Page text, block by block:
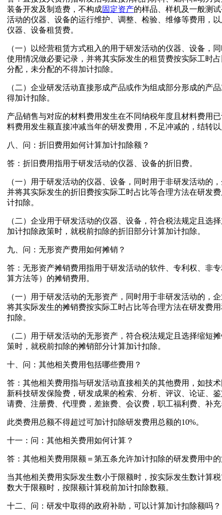
装备开发及制造费，不构成固定资产的样品、样机及一般测
活动的仪器、设备的运行维护、调整、检验、维修等费用，
仪器、设备租赁费。
（一）以经营租赁方式租入的用于研发活动的仪器、设备，
使用情况做必要记录，并将其实际发生的租赁费按实际工时
分配，未分配的不得加计扣除。
（二）企业研发活动直接形成产品或作为组成部分形成的产
得加计扣除。
产品销售与对应的材料费用发生在不同纳税年度且材料费用
料费用发生额直接冲减当年的研发费用，不足冲减的，结转
八、问：折旧费用如何计算加计扣除额？
答：折旧费用指用于研发活动的仪器、设备的折旧费。
（一）用于研发活动的仪器、设备，同时用于非研发活动的
并将其实际发生的折旧费按实际工时占比等合理方法在研发
计扣除。
（二）企业用于研发活动的仪器、设备，符合税法规定且选
加计扣除政策时，就税前扣除的折旧部分计算加计扣除。
九、问：无形资产费用如何摊销？
答：无形资产摊销费用指用于研发活动的软件、专利权、非
算方法等）的摊销费用。
（一）用于研发活动的无形资产，同时用于非研发活动的，
将其实际发生的摊销费按实际工时占比等合理方法在研发费
扣除。
（二）用于研发活动的无形资产，符合税法规定且选择缩短
策时，就税前扣除的摊销部分计算加计扣除。
十、问：其他相关费用包括哪些费用？
答：其他相关费用指与研发活动直接相关的其他费用，如技
新科技研发保险费，研发成果的检索、分析、评议、论证、
请费、注册费、代理费，差旅费、会议费，职工福利费、补
此类费用总额不得超过可加计扣除研发费用总额的10%。
十一：问：其他相关费用如何计算？
答：其他相关费用限额＝第五条允许加计扣除的研发费用中
当其他相关费用实际发生数小于限额时，按实际发生数计算
数大于限额时，按限额计算税前加计扣除数额。
十二、问：研发中取得的政府补助，可以计算加计扣除额吗？